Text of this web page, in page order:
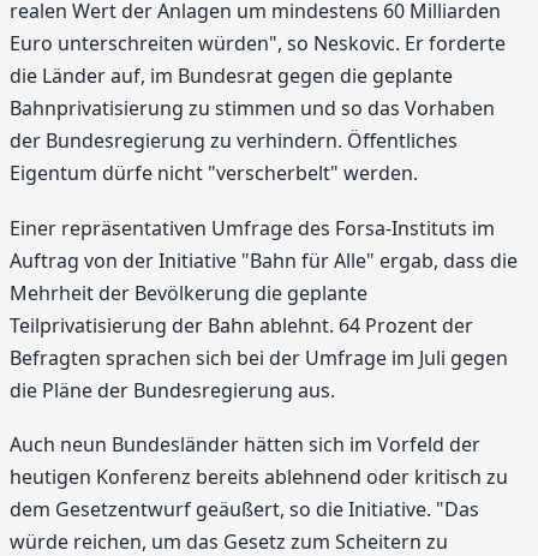
realen Wert der Anlagen um mindestens 60 Milliarden
Euro unterschreiten würden", so Neskovic. Er forderte
die Länder auf, im Bundesrat gegen die geplante
Bahnprivatisierung zu stimmen und so das Vorhaben
der Bundesregierung zu verhindern. Öffentliches
Eigentum dürfe nicht "verscherbelt" werden.
Einer repräsentativen Umfrage des Forsa-Instituts im
Auftrag von der Initiative "Bahn für Alle" ergab, dass die
Mehrheit der Bevölkerung die geplante
Teilprivatisierung der Bahn ablehnt. 64 Prozent der
Befragten sprachen sich bei der Umfrage im Juli gegen
die Pläne der Bundesregierung aus.
Auch neun Bundesländer hätten sich im Vorfeld der
heutigen Konferenz bereits ablehnend oder kritisch zu
dem Gesetzentwurf geäußert, so die Initiative. "Das
würde reichen, um das Gesetz zum Scheitern zu